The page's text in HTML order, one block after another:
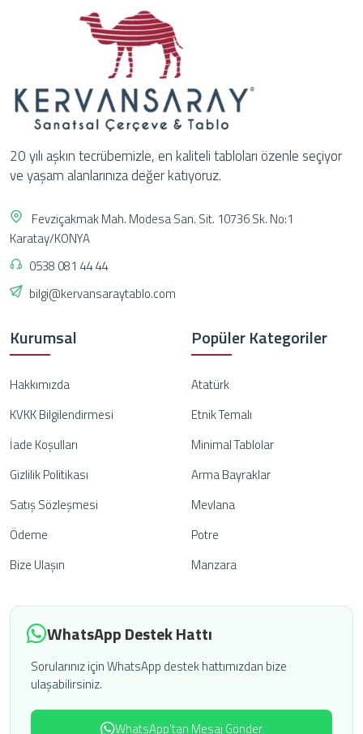
20 yılı aşkın tecrübemizle, en kaliteli tabloları özenle seçiyor
ve yaşam alanlarınıza değer katıyoruz.
Fevziçakmak Mah. Modesa San. Sit. 10736 Sk. No:1
Karatay/KONYA
0538 081 44 44
bilgi@kervansaraytablo.com
Kurumsal
Hakkımızda
KVKK Bilgilendirmesi
İade Koşulları
Gizlilik Politikası
Satış Sözleşmesi
Ödeme
Bize Ulaşın
Popüler Kategoriler
Atatürk
Etnik Temalı
Minimal Tablolar
Arma Bayraklar
Mevlana
Potre
Manzara
WhatsApp Destek Hattı
Sorularınız için WhatsApp destek hattımızdan bize
ulaşabilirsiniz.
WhatsApp'tan Mesaj Gönder